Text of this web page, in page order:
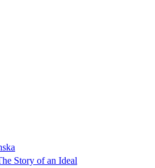
Story of an Ideal